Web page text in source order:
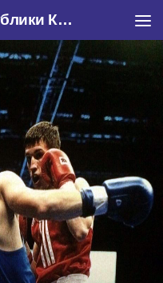
«Федерация бокса Республики Крым»